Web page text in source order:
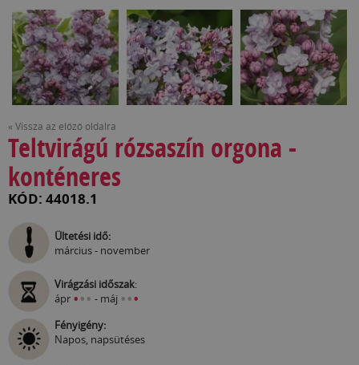
« Vissza az előző oldalra
Teltvirágú rózsaszín orgona -
konténeres
KÓD: 44018.1
Ültetési idő:
március - november
Virágzási időszak:
ápr ••• - máj •••
Fényigény:
Napos, napsütéses